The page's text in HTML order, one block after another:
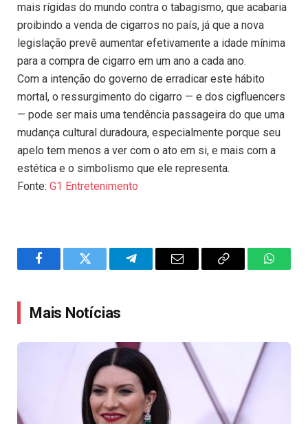
mais rígidas do mundo contra o tabagismo, que acabaria
proibindo a venda de cigarros no país, já que a nova
legislação prevê aumentar efetivamente a idade mínima
para a compra de cigarro em um ano a cada ano.
Com a intenção do governo de erradicar este hábito
mortal, o ressurgimento do cigarro — e dos cigfluencers
— pode ser mais uma tendência passageira do que uma
mudança cultural duradoura, especialmente porque seu
apelo tem menos a ver com o ato em si, e mais com a
estética e o simbolismo que ele representa.
Fonte: G1 Entretenimento
FacebookTwitter TelegramEmail
Copy
Mais Notícias